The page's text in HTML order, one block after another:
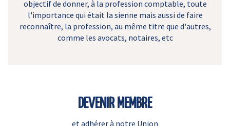
objectif de donner, à la profession comptable, toute
l'importance qui était la sienne mais aussi de faire
reconnaître, la profession, au même titre que d'autres,
comme les avocats, notaires, etc
DEVENIR MEMBRE
et adhérer à notre Union